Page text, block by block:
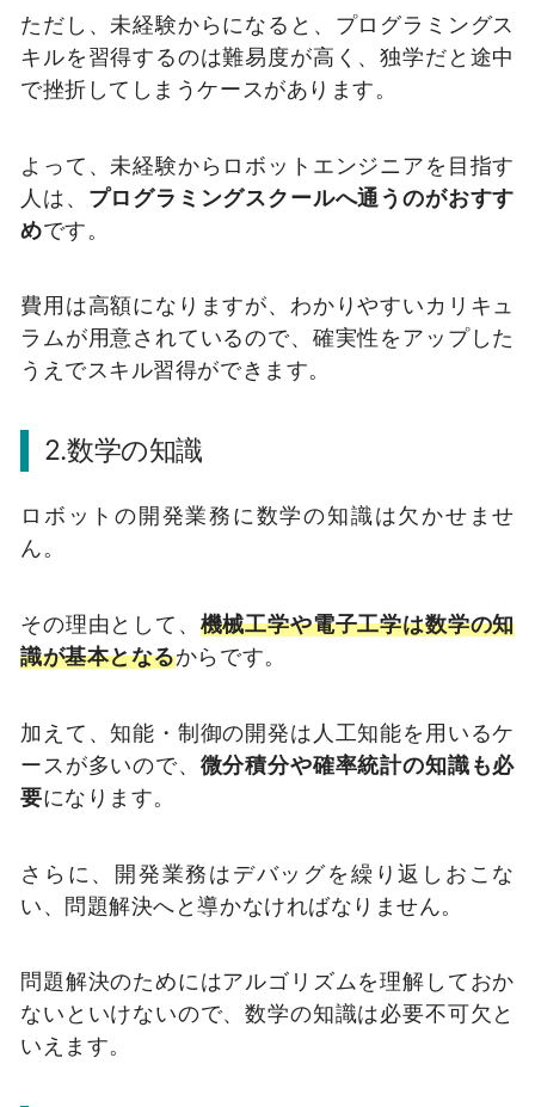
ただし、未経験からになると、プログラミングス
キルを習得するのは難易度が高く、独学だと途中
で挫折してしまうケースがあります。
よって、未経験からロボットエンジニアを目指す
人は、 プログラミングスクールへ通うのがおすす
めです。
費用は高額になりますが、わかりやすいカリキュ
ラムが用意されているので、確実性をアップした
うえでスキル習得ができます。
2.数学の知識
ロボットの開発業務に数学の知識は欠かせませ
ん。
その理由として、 機械工学や電子工学は数学の知
識が基本となるからです。
加えて、知能・制御の開発は人工知能を用いるケ
ースが多いので、 微分積分や確率統計の知識も必
要になります。
さらに、開発業務はデバッグを繰り返しおこな
い、問題解決へと導かなければなりません。
問題解決のためにはアルゴリズムを理解しておか
ないといけないので、数学の知識は必要不可欠と
いえます。